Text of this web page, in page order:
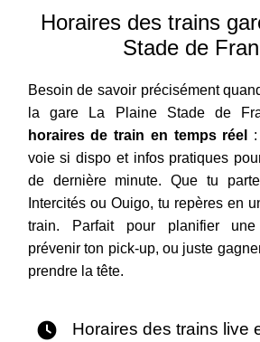
Horaires
Horaires des trains
Stade de
Besoin de savoir précisément
la gare La Plaine Stade de
horaires de train en temps réel
voie si dispo et infos pratiques
de dernière minute. Que tu
Intercités ou Ouigo, tu repères en
train. Parfait pour planifier une
prévenir ton pick-up, ou juste
prendre la tête.
Horaires des trains live